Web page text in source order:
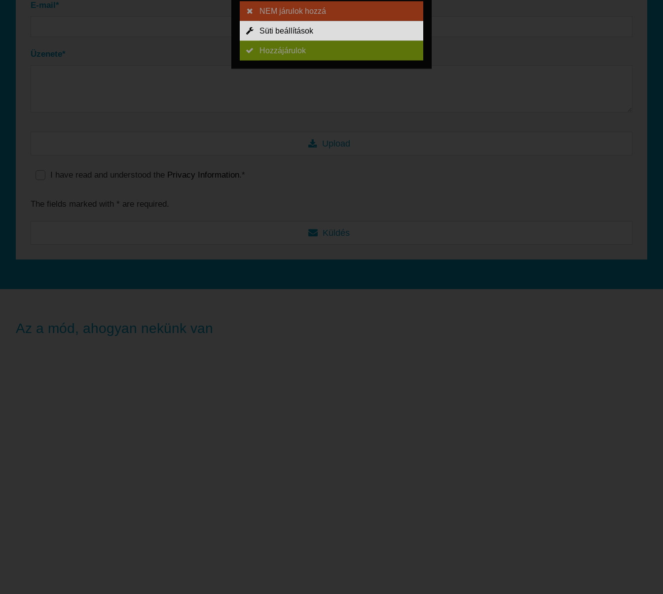
E-mail*
Üzenete*
Upload
I have read and understood the Privacy Information.*
The fields marked with * are required.
Küldés
Az a mód, ahogyan nekünk van
NEM járulok hozzá
Süti beállítások
Hozzájárulok